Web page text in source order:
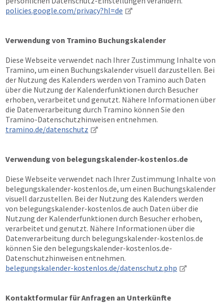
policies.google.com/privacy?hl=de
Verwendung von Tramino Buchungskalender
Diese Webseite verwendet nach Ihrer Zustimmung Inhalte von
Tramino, um einen Buchungskalender visuell darzustellen. Bei
der Nutzung des Kalenders werden von Tramino auch Daten
über die Nutzung der Kalenderfunktionen durch Besucher
erhoben, verarbeitet und genutzt. Nähere Informationen über
die Datenverarbeitung durch Tramino können Sie den
Tramino-Datenschutzhinweisen entnehmen.
tramino.de/datenschutz
Verwendung von belegungskalender-kostenlos.de
Diese Webseite verwendet nach Ihrer Zustimmung Inhalte von
belegungskalender-kostenlos.de, um einen Buchungskalender
visuell darzustellen. Bei der Nutzung des Kalenders werden
von belegungskalender-kostenlos.de auch Daten über die
Nutzung der Kalenderfunktionen durch Besucher erhoben,
verarbeitet und genutzt. Nähere Informationen über die
Datenverarbeitung durch belegungskalender-kostenlos.de
können Sie den belegungskalender-kostenlos.de-
Datenschutzhinweisen entnehmen.
belegungskalender-kostenlos.de/datenschutz.php
Kontaktformular für Anfragen an Unterkünfte